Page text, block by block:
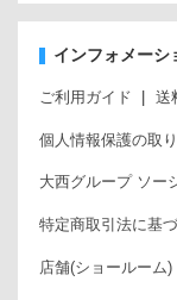
インフォメーシ
ご利用ガイド 送
個人情報保護の取
大西グループ ソー
特定商取引法に基
店舗(ショールーム)